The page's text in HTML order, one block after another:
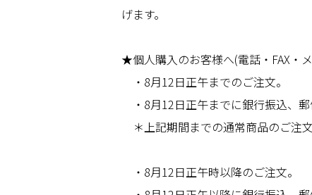
げます。
★個人購入のお客様へ(電話・FAX・
・8月12日正午までのご注文。
・8月12日正午までに銀行振込、
＊上記期間までの通常商品のご注
・8月12日正午時以降のご注文。